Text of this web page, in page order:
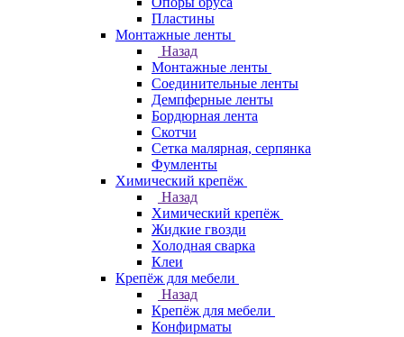
Пластины
Монтажные ленты
Назад
Монтажные ленты
Соединительные ленты
Демпферные ленты
Бордюрная лента
Скотчи
Сетка малярная, серпянка
Фумленты
Химический крепёж
Назад
Химический крепёж
Жидкие гвозди
Холодная сварка
Клеи
Крепёж для мебели
Назад
Крепёж для мебели
Конфирматы